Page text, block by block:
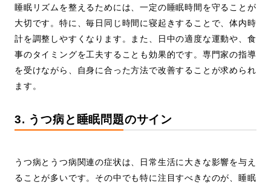
睡眠リズムを整えるためには、一定の睡眠時間を守ることが
大切です。特に、毎日同じ時間に寝起きすることで、体内時
計を調整しやすくなります。また、日中の適度な運動や、食
事のタイミングを工夫することも効果的です。専門家の指導
を受けながら、自身に合った方法で改善することが求められ
ます。
3. うつ病と睡眠問題のサイン
うつ病とうつ病関連の症状は、日常生活に大きな影響を与え
ることが多いです。その中でも特に注目すべきなのが、睡眠